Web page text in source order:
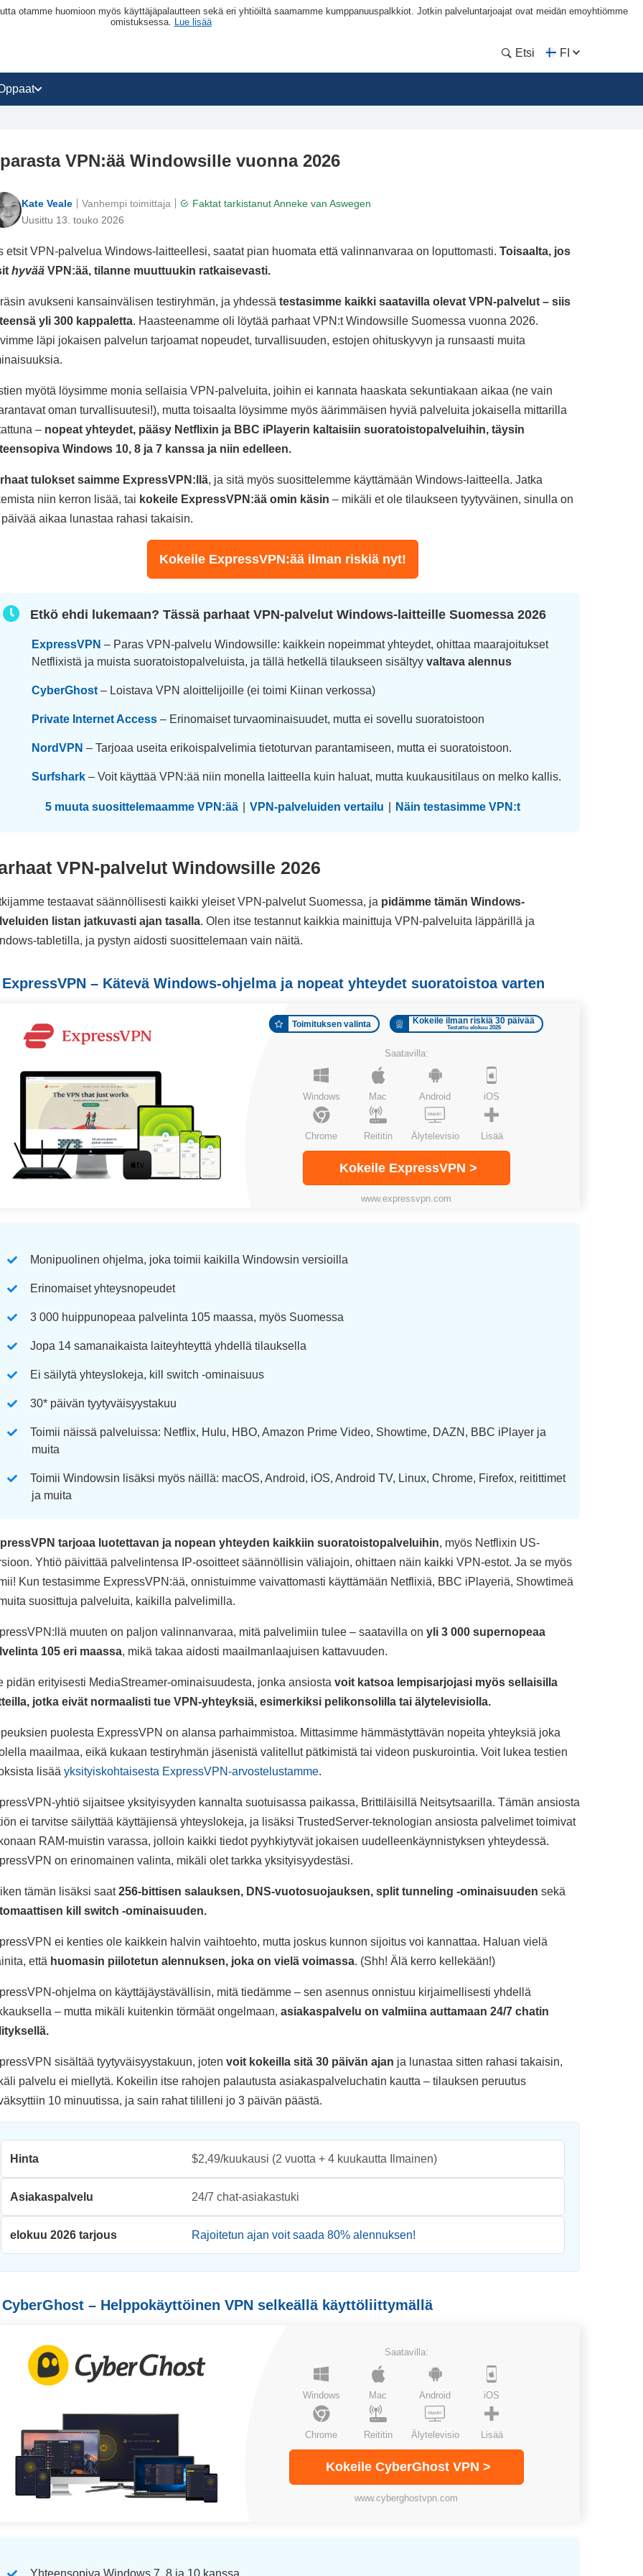
otamme huomioon myös käyttäjäpalautteen sekä eri yhtiöiltä saamamme kumppanuuspalkkiot. Jotkin palveluntarjoajat ovat meidän emoyhtiömme
omistuksessa. Lue lisää
Etsi FI
VPN:ää Windowsille vuonna 2026
Kate Veale
Uusittu 13. touko 2026
Faktat tarkistanutAnneke van Aswegen
Vanhempi toimittaja
etsit VPN-palvelua Windows-laitteellesi, saatat pian huomata että valinnanvaraa on loputtomasti. Toisaalta, jos
hyvää VPN:ää, tilanne muuttuukin ratkaisevasti.
avukseni kansainvälisen testiryhmän, ja yhdessä testasimme kaikki saatavilla olevat VPN-palvelut – siis
yli 300 kappaletta. Haasteenamme oli löytää parhaat VPN:t Windowsille Suomessa vuonna 2026.
läpi jokaisen palvelun tarjoamat nopeudet, turvallisuuden, estojen ohituskyvyn ja runsaasti muita
myötä löysimme monia sellaisia VPN-palveluita, joihin ei kannata haaskata sekuntiakaan aikaa (ne vain
oman turvallisuutesi!), mutta toisaalta löysimme myös äärimmäisen hyviä palveluita jokaisella mittarilla
– nopeat yhteydet, pääsy Netflixin ja BBC iPlayerin kaltaisiin suoratoistopalveluihin, täysin
Windows 10, 8 ja 7 kanssa ja niin edelleen.
tulokset saimme ExpressVPN:llä, ja sitä myös suosittelemme käyttämään Windows-laitteella. Jatka
niin kerron lisää, tai kokeile ExpressVPN:ää omin käsin – mikäli et ole tilaukseen tyytyväinen, sinulla on
aikaa lunastaa rahasi takaisin.
Kokeile ExpressVPN:ää ilman riskiä nyt!
Etkö ehdi lukemaan? Tässä parhaat VPN-palvelut Windows-laitteille Suomessa 2026
ExpressVPN – Paras VPN-palvelu Windowsille: kaikkein nopeimmat yhteydet, ohittaa maarajoitukset
Netflixistä ja muista suoratoistopalveluista, ja tällä hetkellä tilaukseen sisältyy valtava alennus
CyberGhost – Loistava VPN aloittelijoille (ei toimi Kiinan verkossa)
Private Internet Access – Erinomaiset turvaominaisuudet, mutta ei sovellu suoratoistoon
NordVPN – Tarjoaa useita erikoispalvelimia tietoturvan parantamiseen, mutta ei suoratoistoon.
Surfshark – Voit käyttää VPN:ää niin monella laitteella kuin haluat, mutta kuukausitilaus on melko kallis.
5 muuta suosittelemaamme VPN:ää VPN-palveluiden vertailu Näin testasimme VPN:t
VPN-palvelut Windowsille 2026
testaavat säännöllisesti kaikki yleiset VPN-palvelut Suomessa, ja pidämme tämän Windows-
listan jatkuvasti ajan tasalla. Olen itse testannut kaikkia mainittuja VPN-palveluita läppärillä ja
tabletilla, ja pystyn aidosti suosittelemaan vain näitä.
– Kätevä Windows-ohjelma ja nopeat yhteydet suoratoistoa varten
Toimituksen valinta Kokeile ilman riskiä 30 päivää
Testattu elokuu 2026
Saatavilla:
Windows Mac Android iOS
Chrome Reititin Älytelevisio Lisää
Kokeile ExpressVPN >
www.expressvpn.com
Monipuolinen ohjelma, joka toimii kaikilla Windowsin versioilla
Erinomaiset yhteysnopeudet
3 000 huippunopeaa palvelinta 105 maassa, myös Suomessa
Jopa 14 samanaikaista laiteyhteyttä yhdellä tilauksella
Ei säilytä yhteyslokeja, kill switch -ominaisuus
30* päivän tyytyväisyystakuu
Toimii näissä palveluissa: Netflix, Hulu, HBO, Amazon Prime Video, Showtime, DAZN, BBC iPlayer ja
muita
Toimii Windowsin lisäksi myös näillä: macOS, Android, iOS, Android TV, Linux, Chrome, Firefox, reitittimet
ja muita
tarjoaa luotettavan ja nopean yhteyden kaikkiin suoratoistopalveluihin, myös Netflixin US-
Yhtiö päivittää palvelintensa IP-osoitteet säännöllisin väliajoin, ohittaen näin kaikki VPN-estot. Ja se myös
Kun testasimme ExpressVPN:ää, onnistuimme vaivattomasti käyttämään Netflixiä, BBC iPlayeriä, Showtimeä
suosittuja palveluita, kaikilla palvelimilla.
muuten on paljon valinnanvaraa, mitä palvelimiin tulee – saatavilla on yli 3 000 supernopeaa
105 eri maassa, mikä takaa aidosti maailmanlaajuisen kattavuuden.
pidän erityisesti MediaStreamer-ominaisuudesta, jonka ansiosta voit katsoa lempisarjojasi myös sellaisilla
jotka eivät normaalisti tue VPN-yhteyksiä, esimerkiksi pelikonsolilla tai älytelevisiolla.
puolesta ExpressVPN on alansa parhaimmistoa. Mittasimme hämmästyttävän nopeita yhteyksiä joka
maailmaa, eikä kukaan testiryhmän jäsenistä valitellut pätkimistä tai videon puskurointia. Voit lukea testien
lisää yksityiskohtaisesta ExpressVPN-arvostelustamme.
yhtiö sijaitsee yksityisyyden kannalta suotuisassa paikassa, Brittiläisillä Neitsytsaarilla. Tämän ansiosta
ei tarvitse säilyttää käyttäjiensä yhteyslokeja, ja lisäksi TrustedServer-teknologian ansiosta palvelimet toimivat
RAM-muistin varassa, jolloin kaikki tiedot pyyhkiytyvät jokaisen uudelleenkäynnistyksen yhteydessä.
on erinomainen valinta, mikäli olet tarkka yksityisyydestäsi.
tämän lisäksi saat256-bittisen salauksen, DNS-vuotosuojauksen, split tunneling -ominaisuuden sekä
kill switch -ominaisuuden.
ei kenties ole kaikkein halvin vaihtoehto, mutta joskus kunnon sijoitus voi kannattaa. Haluan vielä
että huomasin piilotetun alennuksen, joka on vielä voimassa. (Shh! Älä kerro kellekään!)
ohjelma on käyttäjäystävällisin, mitä tiedämme – sen asennus onnistuu kirjaimellisesti yhdellä
– mutta mikäli kuitenkin törmäät ongelmaan, asiakaspalvelu on valmiina auttamaan 24/7 chatin
sisältää tyytyväisyystakuun, joten voit kokeilla sitä 30 päivän ajan ja lunastaa sitten rahasi takaisin,
palvelu ei miellytä. Kokeilin itse rahojen palautusta asiakaspalveluchatin kautta – tilauksen peruutus
10 minuutissa, ja sain rahat tililleni jo 3 päivän päästä.
Hinta $2,49/kuukausi (2 vuotta + 4 kuukautta Ilmainen)
Asiakaspalvelu 24/7 chat-asiakastuki
elokuu 2026 tarjous Rajoitetun ajan voit saada80% alennuksen!
CyberGhost – Helppokäyttöinen VPN selkeällä käyttöliittymällä
Saatavilla:
Windows Mac Android iOS
Chrome Reititin Älytelevisio Lisää
Kokeile CyberGhost VPN >
www.cyberghostvpn.com
Yhteensopiva Windows 7, 8 ja 10 kanssa